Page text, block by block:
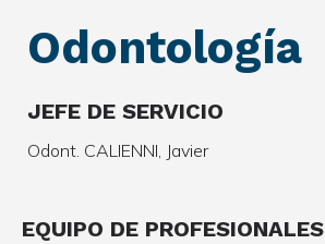
Odontología
JEFE DE SERVICIO
Odont. CALIENNI, Javier
EQUIPO DE PROFESIONALES